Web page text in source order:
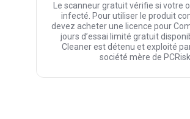
Le scanneur gratuit vérifie si votre
infecté. Pour utiliser le produit
devez acheter une licence pour
jours d’essai limité gratuit
Cleaner est détenu et exploité
société mère de PCRisk.